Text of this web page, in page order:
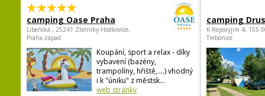
camping Oase Praha
Libeňská , 25241 Zlatníky-Hodkovice,
Praha-západ
Koupání, sport a relax - díky
vybavení (bazény,
trampolíny, hřiště,....) vhodný
i k "úniku" z městsk...
web stránky
camping
K Reporyjim 4, 155
Trebonice